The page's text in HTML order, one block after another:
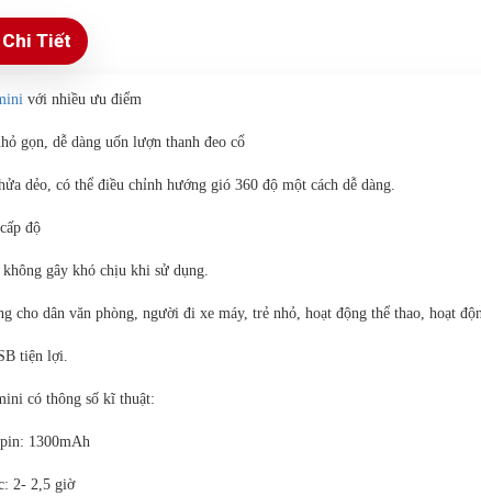
Tiết
với nhiều ưu điểm
gọn, dễ dàng uốn lượn thanh đeo cổ
dẻo, có thể điều chỉnh hướng gió 360 độ một cách dễ dàng.
độ
gây khó chịu khi sử dụng.
cho dân văn phòng, người đi xe máy, trẻ nhỏ, hoạt động thể thao, hoạt
tiện lợi.
có thông số kĩ thuật:
1300mAh
2- 2,5 giờ